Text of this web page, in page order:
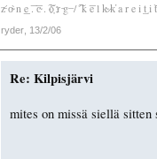
z̵ ́o̴ ̀n ͟e ͞. ͞c̴ . ͠o҉ r ̵g ̶ / ͠ ́k ͞e l k̴ ̷k̕ a r e i ͢t i
ryder 13/2/06
Re: Kilpisjärvi
mites on missä siellä